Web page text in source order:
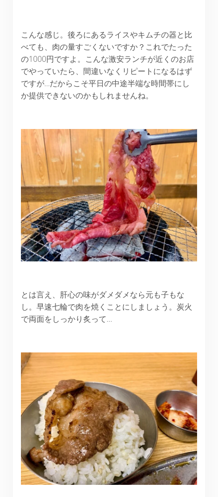
こんな感じ。後ろにあるライスやキムチの器と比
べても、肉の量すごくないですか？これでたった
の1000円ですよ。こんな激安ランチが近くのお店
でやっていたら、間違いなくリピートになるはず
ですが…だからこそ平日の中途半端な時間帯にし
か提供できないのかもしれませんね。
とは言え、肝心の味がダメダメなら元も子もな
し。早速七輪で肉を焼くことにしましょう。炭火
で両面をしっかり炙って…